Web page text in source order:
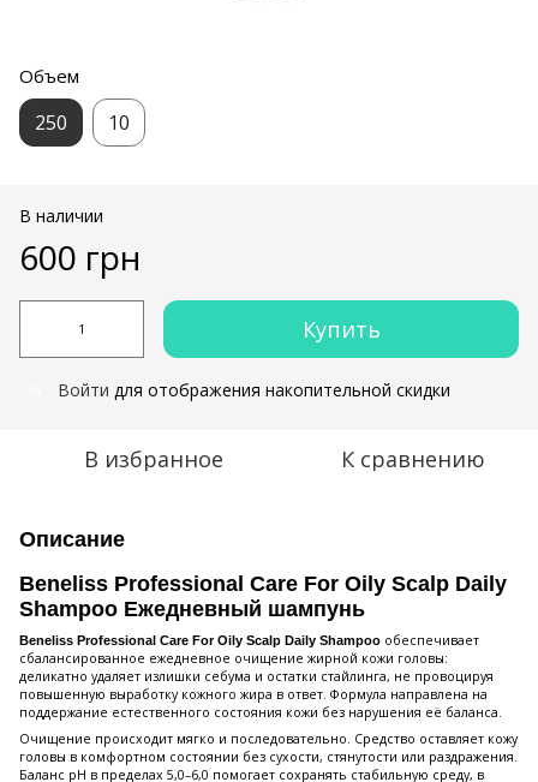
Объем
250 10
В наличии
600 грн
Купить
Войти для отображения накопительной скидки
В избранное К сравнению
Описание
Beneliss Professional Care For Oily Scalp Daily
Shampoo Ежедневный шампунь
Beneliss Professional Care For Oily Scalp Daily Shampoo обеспечивает
сбалансированное ежедневное очищение жирной кожи головы:
деликатно удаляет излишки себума и остатки стайлинга, не провоцируя
повышенную выработку кожного жира в ответ. Формула направлена на
поддержание естественного состояния кожи без нарушения её баланса.
Очищение происходит мягко и последовательно. Средство оставляет кожу
головы в комфортном состоянии без сухости, стянутости или раздражения.
Баланс pH в пределах 5,0–6,0 помогает сохранять стабильную среду, в